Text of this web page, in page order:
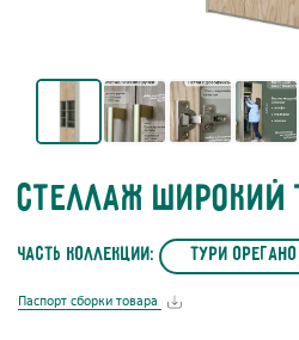
Стеллаж широкий
часть коллекции: Тури Орегано
Паспорт сборки товара